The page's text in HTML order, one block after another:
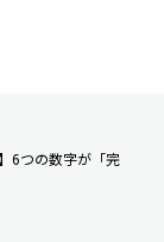
6つの数字が「完